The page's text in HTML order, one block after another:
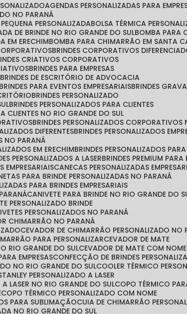
AGENDAS PERSONALIZADAS PARA
NO PARANÁ
PERSONALIZADA BOLSA TÉRMICA
DE BRINDE NO RIO GRANDE DO SUL BOMBA PARA
EM ERECHIM BOMBA PARA CHIMARRÃO EM SANTA
BRINDES CORPORATIVOS
CRIATIVOS CORPORATIVOS
BRINDES PARA EMPRESAS
BRINDES DE ESCRITÓRIO DE ADVOCACIA
BRINDES PARA EVENTOS EMPRESARIAIS BRINDES
BRINDES PERSONALIZADO
BRINDES PERSONALIZADOS PARA CLIENTES
CLIENTES NO RIO GRANDE DO SUL
BRINDES PERSONALIZADOS
DIFERENTES BRINDES PERSONALIZADOS
NO PARANÁ
EM ERECHIM BRINDES PERSONALIZADOS
PERSONALIZADOS A LASER BRINDES PREMIUM PARA
EMPRESARIAIS CANECAS PERSONALIZADAS
PARA BRINDE PERSONALIZADAS NO PARANÁ
PARA BRINDES EMPRESARIAIS
CANIVETE PARA BRINDE NO RIO GRANDE DO
PERSONALIZADO BRINDE
PERSONALIZADOS NO PARANÁ
CHIMARRÃO NO PARANÁ
CEVADOR DE CHIMARRÃO PERSONALIZADO NO
PARA PERSONALIZAR
CEVADOR DE MATE
RIO GRANDE DO SUL
CEVADOR DE MATE COM NOME
EMPRESAS CONFECÇÃO DE BRINDES
NO RIO GRANDE DO SUL COOLER TÉRMICO
PERSONALIZADO A LASER
A LASER NO RIO GRANDE DO SUL COPO TÉRMICO
COPO TÉRMICO PERSONALIZADO COM NOME
PARA SUBLIMAÇÃO
CUIA DE CHIMARRÃO
NO RIO GRANDE DO SUL